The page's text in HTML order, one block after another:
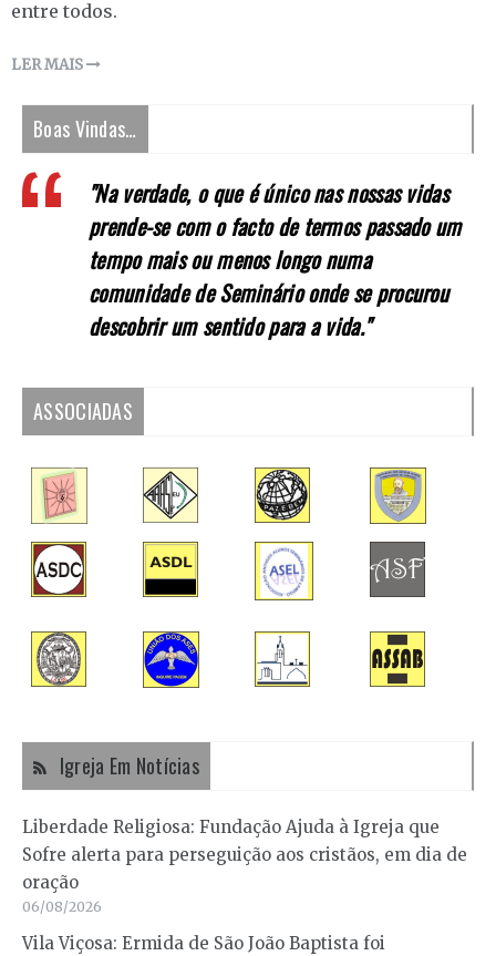
entre todos.
LER MAIS
Boas Vindas…
"Na verdade, o que é único nas nossas vidas
prende-se com o facto de termos passado um
tempo mais ou menos longo numa
comunidade de Seminário onde se procurou
descobrir um sentido para a vida."
ASSOCIADAS
Igreja Em Notícias
Liberdade Religiosa: Fundação Ajuda à Igreja que
Sofre alerta para perseguição aos cristãos, em dia de
oração
06/08/2026
Vila Viçosa: Ermida de São João Baptista foi